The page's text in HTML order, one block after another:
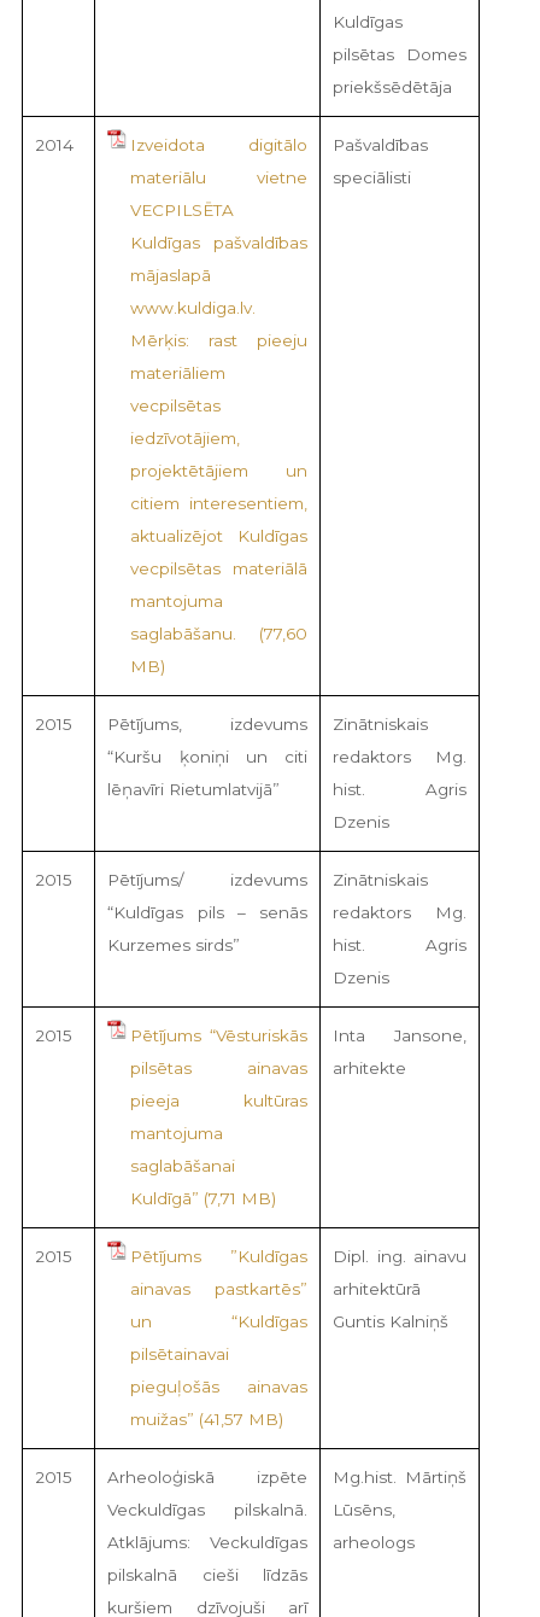
Kuldīgas
pilsētas Domes
priekšsēdētāja
2014
Izveidota digitālo
materiālu vietne
VECPILSĒTA
Kuldīgas pašvaldības
mājaslapā
www.kuldiga.lv.
Mērķis: rast pieeju
materiāliem
vecpilsētas
iedzīvotājiem,
projektētājiem un
citiem interesentiem,
aktualizējot Kuldīgas
vecpilsētas materiālā
mantojuma
saglabāšanu.
Pašvaldības
speciālisti
2015
Pētījums, izdevums
“Kuršu ķoniņi un citi
lēņavīri Rietumlatvijā”
Zinātniskais
redaktors Mg.
hist. Agris
Dzenis
2015
Pētījums/ izdevums
“Kuldīgas pils – senās
Kurzemes sirds”
Zinātniskais
redaktors Mg.
hist. Agris
Dzenis
2015
Pētījums “Vēsturiskās
pilsētas ainavas
pieeja kultūras
mantojuma
saglabāšanai
Kuldīgā”
Inta Jansone,
arhitekte
2015
Pētījums ”Kuldīgas
ainavas pastkartēs”
un “Kuldīgas
pilsētainavai
pieguļošās ainavas
muižas”
Dipl. ing. ainavu
arhitektūrā
Guntis Kalniņš
2015
Arheoloģiskā izpēte
Veckuldīgas pilskalnā.
Atklājums: Veckuldīgas
pilskalnā cieši līdzās
kuršiem dzīvojuši arī
Mg.hist. Mārtiņš
Lūsēns,
arheologs